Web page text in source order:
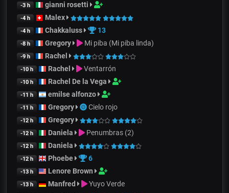
-3 h gianni rosetti
-4 h Malex
-4 h Chakkaluss 13
-8 h Gregory Mi piba (Mi piba linda)
-9 h Rachel
-10 h Rachel Ventarrón
-10 h Rachel De la Vega
-11 h emilse alfonzo
-11 h Gregory Cielo rojo
-12 h Gregory
-12 h Daniela Penumbras (2)
-12 h Daniela
-12 h Phoebe 6
-13 h Lenore Brown
-13 h Manfred Yuyo Verde